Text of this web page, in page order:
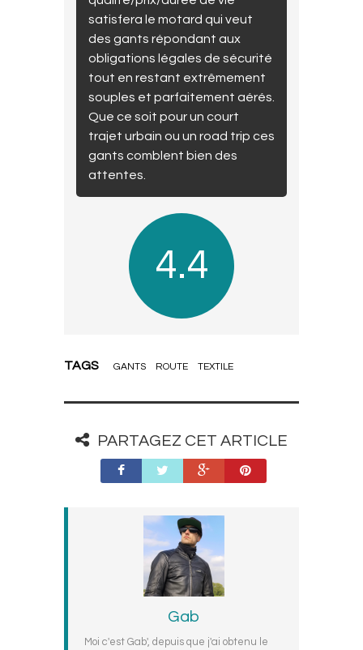
satisfera le motard qui veut
des gants répondant aux
obligations légales de sécurité
tout en restant extrêmement
souples et parfaitement aérés.
Que ce soit pour un court
trajet urbain ou un road trip ces
gants comblent bien des
attentes.
4.4
TAGS GANTS ROUTE TEXTILE
PARTAGEZ CET ARTICLE
Gab
Moi c'est Gab', depuis que j'ai obtenu le